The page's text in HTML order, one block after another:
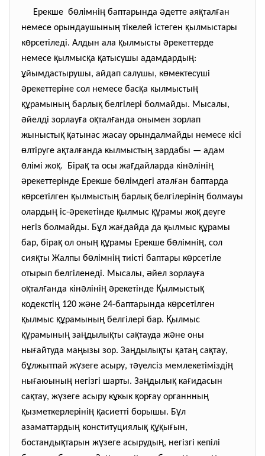
Ерекше бөлімнің баптарында әдетте аяқталған
немесе орындаушының тікелей істеген қылмыстары
көрсетіледі. Алдын ала қылмысты әрекеттерде
немесе қылмысқа қатысушы адамдардың:
ұйымдастырушы, айдап салушы, көмектесуші
әрекеттеріне сол немесе басқа кылмыстың
құрамының барлық белгілері болмайды. Мысалы,
әйелді зорлауға оқталғанда онымен зорлап
жыныстық қатынас жасау орындалмайды немесе кісі
өлтіруге ақталғанда кылмыстың зардабы — адам
өлімі жоқ. Бірақ та осы жағдайларда кінәлінің
әрекеттерінде Ерекше бөлімдегі аталған баптарда
көрсетілген қылмыстың барлық белгілерінің болмауы
олардың іс-әрекетінде қылмыс құрамы жоқ деуге
негіз болмайды. Бұл жағдайда да қылмыс құрамы
бар, бірақ ол оның құрамы Ерекше бөлімнің, сол
сияқты Жалпы бөлімнің тиісті баптары көрсетіле
отырып белгіленеді. Мысалы, әйел зорлауға
оқталғанда кінәлінің әрекетінде Қылмыстық
кодекстің 120 және 24-баптарында көрсетілген
қылмыс құрамының белгілері бар. Қылмыс
құрамының заңдылықты сақтауда және оны
нығайтуда маңызы зор. Заңдылықты қатаң сақтау,
бұлжытпай жүзеге асыру, тәуелсіз мемлекетіміздің
нығаюының негізгі шарты. Заңдылық кағидасын
сақтау, жүзеге асыру кұкык қорғау органнның
қызметкерлерінің қасиетті борышы. Бұл
азаматтардың конституциялық құқығын,
бостандықтарын жүзеге асырудың, негізгі кепілі